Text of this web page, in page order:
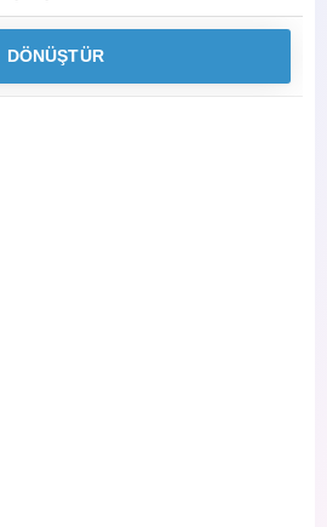
DÖNÜŞTÜR